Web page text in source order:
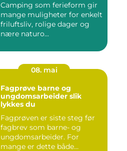
Camping som ferieform gir
mange muligheter for enkelt
friluftsliv, rolige dager og
nære naturo...
08. mai
Fagprøve barne og
ungdomsarbeider slik
lykkes du
Fagprøven er siste steg før
fagbrev som barne- og
ungdomsarbeider. For
mange er dette både